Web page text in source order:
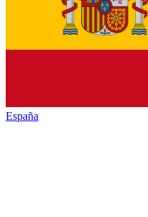
España